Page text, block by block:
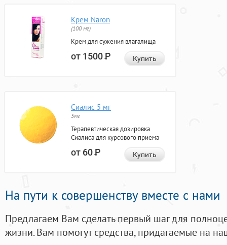
Крем Naron
(100 мг)
Крем для сужения влагалища
от 1500Р Купить
Сиалис 5 мг
5мг
Терапевтическая дозировка
Сиалиса для курсового приема
от 60Р Купить
На пути к совершенству вместе с нами
Предлагаем Вам сделать первый шаг для
жизни. Вам помогут средства, придагаемые на